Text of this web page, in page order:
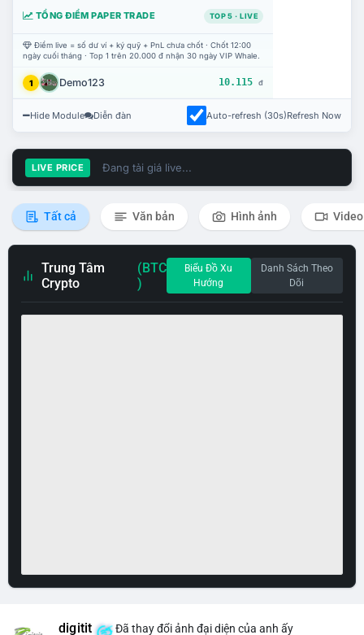
TỔNG ĐIỂM PAPER TRADE TOP 5 · LIVE
Điểm live = số dư ví + ký quỹ + PnL chưa chốt · Chốt 12:00
ngày cuối tháng · Top 1 trên 20.000 đ nhận 30 ngày VIP Whale.
1 Demo123 10.115 đ
Hide Module Diễn đàn Auto-refresh (30s)Refresh Now
LIVE PRICE Đang tải giá live...
Tất cả Văn bản Hình ảnh Video
Trung Tâm
Crypto
(BTC
)
Biểu Đồ Xu
Hướng
Danh Sách Theo
Dõi
digitit Đã thay đổi ảnh đại diện của anh ấy